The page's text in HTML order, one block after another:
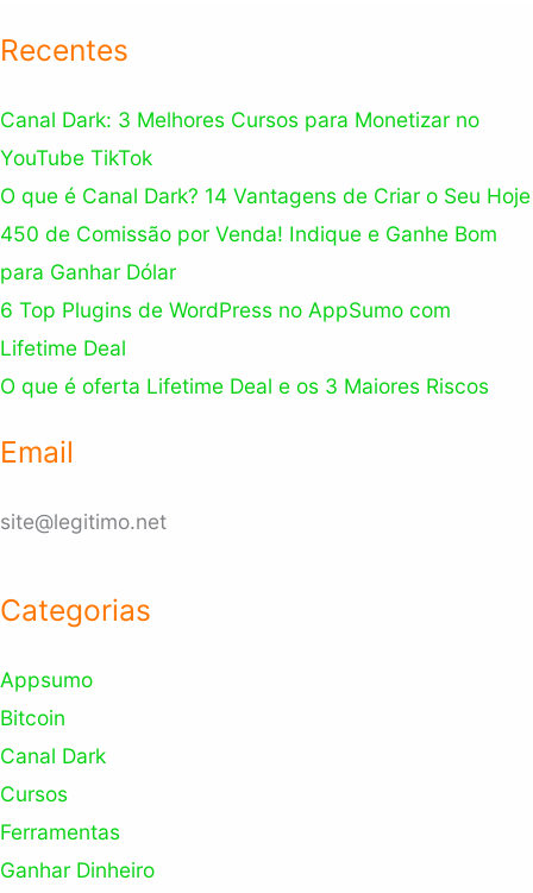
Recentes
Canal Dark: 3 Melhores Cursos para Monetizar no
YouTube TikTok
O que é Canal Dark? 14 Vantagens de Criar o Seu Hoje
450 de Comissão por Venda! Indique e Ganhe Bom
para Ganhar Dólar
6 Top Plugins de WordPress no AppSumo com
Lifetime Deal
O que é oferta Lifetime Deal e os 3 Maiores Riscos
Email
site@legitimo.net
Categorias
Appsumo
Bitcoin
Canal Dark
Cursos
Ferramentas
Ganhar Dinheiro